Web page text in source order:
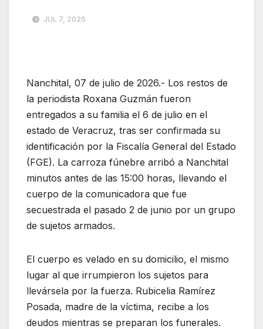
JUL 7, 2026
Nanchital, 07 de julio de 2026.- Los restos de
la periodista Roxana Guzmán fueron
entregados a su familia el 6 de julio en el
estado de Veracruz, tras ser confirmada su
identificación por la Fiscalía General del Estado
(FGE). La carroza fúnebre arribó a Nanchital
minutos antes de las 15:00 horas, llevando el
cuerpo de la comunicadora que fue
secuestrada el pasado 2 de junio por un grupo
de sujetos armados.
El cuerpo es velado en su domicilio, el mismo
lugar al que irrumpieron los sujetos para
llevársela por la fuerza. Rubicelia Ramírez
Posada, madre de la víctima, recibe a los
deudos mientras se preparan los funerales.